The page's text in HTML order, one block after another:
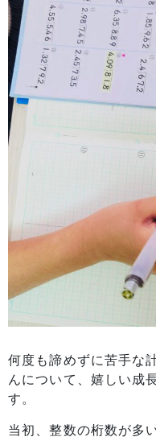
何度も諦めずに苦手な
んについて、嬉しい成
す。
当初、整数の桁数が多